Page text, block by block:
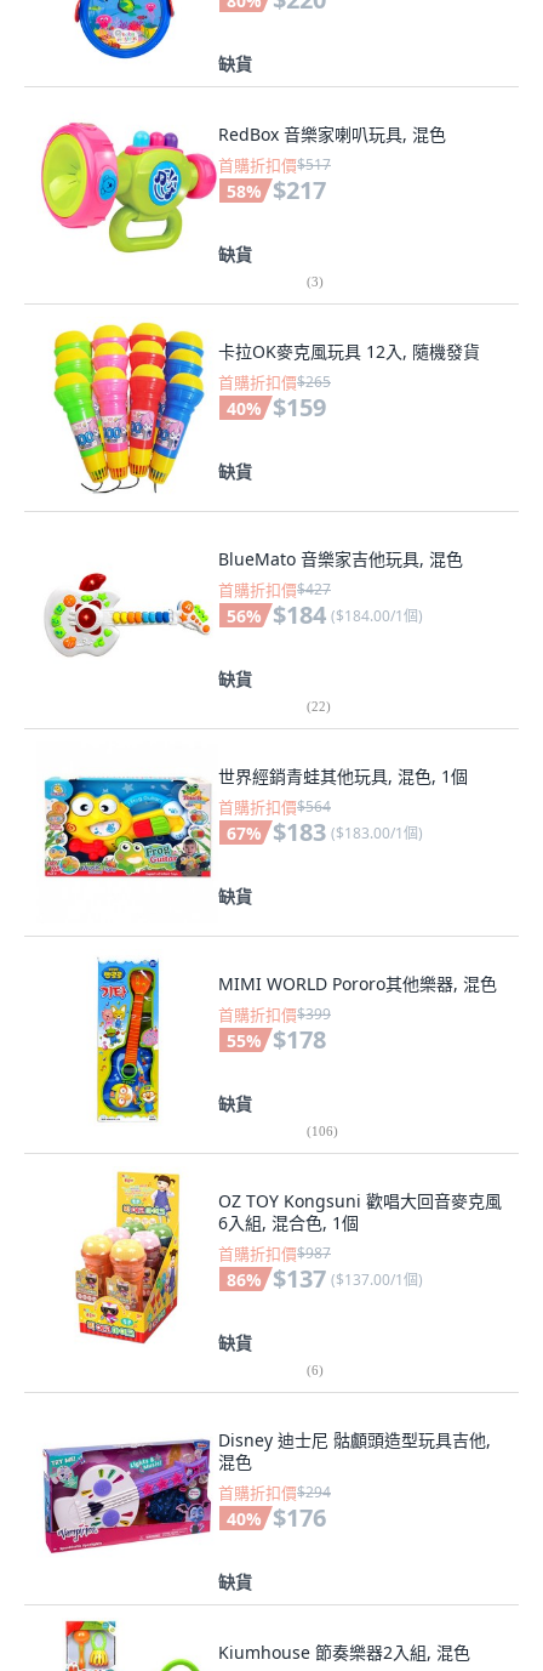
缺貨
RedBox 音樂家喇叭玩具, 混色
首購折扣價$517
58% $217
缺貨
(3)
卡拉OK麥克風玩具 12入, 隨機發貨
首購折扣價$265
40% $159
缺貨
BlueMato 音樂家吉他玩具, 混色
首購折扣價$427
56% $184 ($184.00/1個)
缺貨
(22)
世界經銷青蛙其他玩具, 混色, 1個
首購折扣價$564
67% $183 ($183.00/1個)
缺貨
MIMI WORLD Pororo其他樂器, 混色
首購折扣價$399
55% $178
缺貨
(106)
OZ TOY Kongsuni 歡唱大回音麥克風
6入組, 混合色, 1個
首購折扣價$987
86% $137 ($137.00/1個)
缺貨
(6)
Disney 迪士尼 骷顱頭造型玩具吉他,
混色
首購折扣價$294
40% $176
缺貨
Kiumhouse 節奏樂器2入組, 混色